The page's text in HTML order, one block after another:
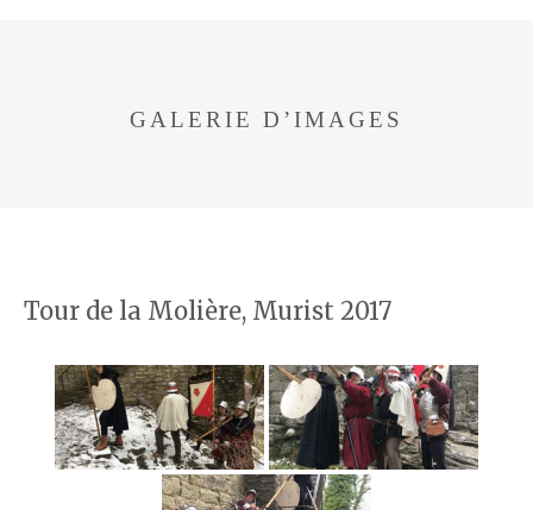
GALERIE D’IMAGES
Tour de la Molière, Murist 2017